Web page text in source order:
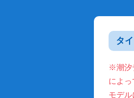
タ
※潮汐
によっ
モデ